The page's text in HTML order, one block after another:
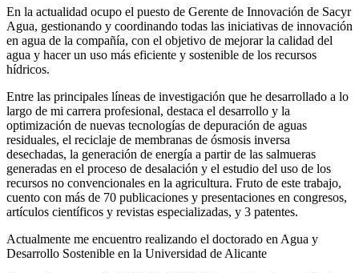
En la actualidad ocupo el puesto de Gerente de Innovación de Sacyr
Agua, gestionando y coordinando todas las iniciativas de innovación
en agua de la compañía, con el objetivo de mejorar la calidad del
agua y hacer un uso más eficiente y sostenible de los recursos
hídricos.
Entre las principales líneas de investigación que he desarrollado a lo
largo de mi carrera profesional, destaca el desarrollo y la
optimización de nuevas tecnologías de depuración de aguas
residuales, el reciclaje de membranas de ósmosis inversa
desechadas, la generación de energía a partir de las salmueras
generadas en el proceso de desalación y el estudio del uso de los
recursos no convencionales en la agricultura. Fruto de este trabajo,
cuento con más de 70 publicaciones y presentaciones en congresos,
artículos científicos y revistas especializadas, y 3 patentes.
Actualmente me encuentro realizando el doctorado en Agua y
Desarrollo Sostenible en la Universidad de Alicante